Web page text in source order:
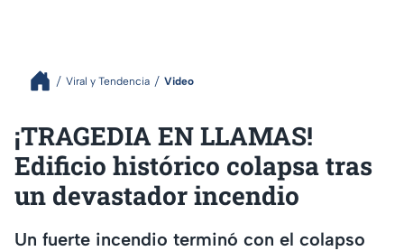
Viral y Tendencia Video
¡TRAGEDIA EN LLAMAS!
Edificio histórico colapsa tras
un devastador incendio
Un fuerte incendio terminó con el colapso